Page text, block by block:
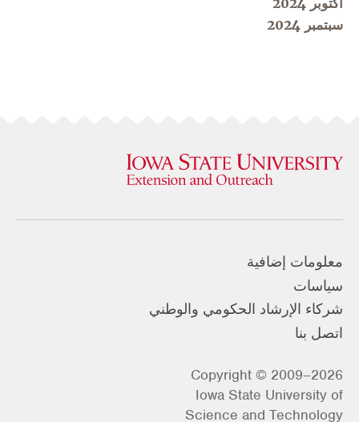
سبتمبر 2024
معلومات إضافية
سياسات
شركاء الإرشاد الحكومي والوطني
اتصل بنا
Copyright © 2009–2026
Iowa State University of
Science and Technology